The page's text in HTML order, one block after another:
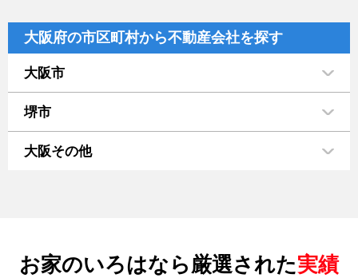
大阪府の市区町村から不動産会社を探す
大阪市
堺市
大阪その他
お家のいろはなら厳選された実績